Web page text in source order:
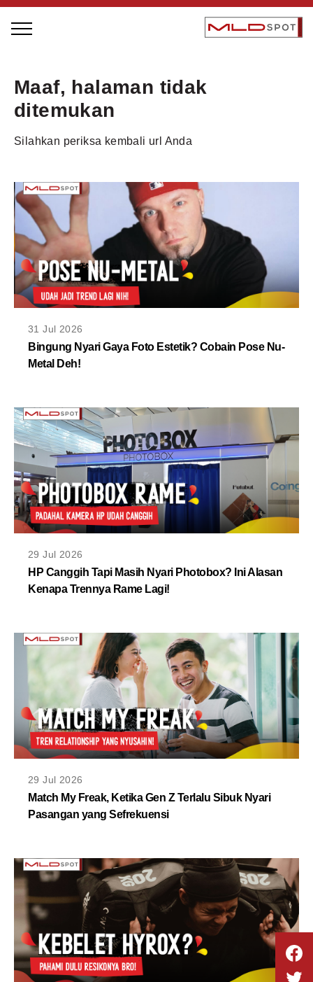
LOCAL GREATNESS
INSPIRING PRODUCTS
INSPIRING COMMUNITIES
TRENDING
EVENTS
MLDPODCAST
VIDEOS
MLDPOINTS
Maaf, halaman tidak
ditemukan
Silahkan periksa kembali url Anda
31 Jul 2026
Bingung Nyari Gaya Foto Estetik? Cobain Pose Nu-
Metal Deh!
29 Jul 2026
HP Canggih Tapi Masih Nyari Photobox? Ini Alasan
Kenapa Trennya Rame Lagi!
29 Jul 2026
Match My Freak, Ketika Gen Z Terlalu Sibuk Nyari
Pasangan yang Sefrekuensi